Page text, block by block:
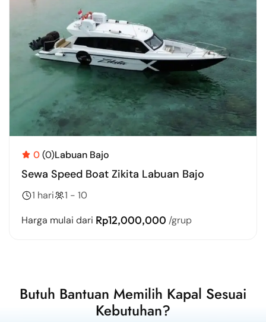
0(0)Labuan Bajo
Sewa Speed Boat Zikita Labuan Bajo
1 hari
1 - 10
Harga mulai dari Rp12,000,000 /grup
Butuh Bantuan Memilih Kapal Sesuai
Kebutuhan?